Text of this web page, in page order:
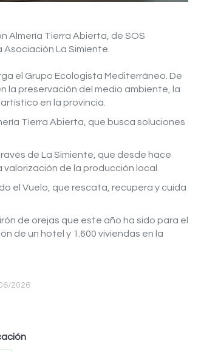
Almería Tierra Abierta, de SOS
Asociación La Simiente.
el Grupo Ecologista Mediterráneo. De
la preservación del medio ambiente, la
en la provincia.
Tierra Abierta, que busca soluciones
de La Simiente, que desde hace
de la producción local.
el Vuelo, que rescata, recupera y cuida
de orejas que este año ha sido para el
de un hotel y 1.600 viviendas en la
2026